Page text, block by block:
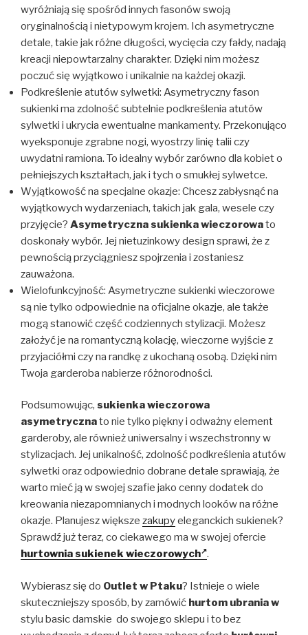
wyróżniają się spośród innych fasonów swoją
oryginalnością i nietypowym krojem. Ich asymetryczne
detale, takie jak różne długości, wycięcia czy fałdy, nadają
kreacji niepowtarzalny charakter. Dzięki nim możesz
poczuć się wyjątkowo i unikalnie na każdej okazji.
Podkreślenie atutów sylwetki: Asymetryczny fason
sukienki ma zdolność subtelnie podkreślenia atutów
sylwetki i ukrycia ewentualne mankamenty. Przekonująco
wyeksponuje zgrabne nogi, wyostrzy linię talii czy
uwydatni ramiona. To idealny wybór zarówno dla kobiet o
pełniejszych kształtach, jak i tych o smukłej sylwetce.
Wyjątkowość na specjalne okazje: Chcesz zabłysnąć na
wyjątkowych wydarzeniach, takich jak gala, wesele czy
przyjęcie? Asymetryczna sukienka wieczorowato
doskonały wybór. Jej nietuzinkowy design sprawi, że z
pewnością przyciągniesz spojrzenia i zostaniesz
zauważona.
Wielofunkcyjność: Asymetryczne sukienki wieczorowe
są nie tylko odpowiednie na oficjalne okazje, ale także
mogą stanowić część codziennych stylizacji. Możesz
założyć je na romantyczną kolację, wieczorne wyjście z
przyjaciółmi czy na randkę z ukochaną osobą. Dzięki nim
Twoja garderoba nabierze różnorodności.
Podsumowując, sukienka wieczorowa
asymetrycznato nie tylko piękny i odważny element
garderoby, ale również uniwersalny i wszechstronny w
stylizacjach. Jej unikalność, zdolność podkreślenia atutów
sylwetki oraz odpowiednio dobrane detale sprawiają, że
warto mieć ją w swojej szafie jako cenny dodatek do
kreowania niezapomnianych i modnych looków na różne
okazje. Planujesz większe zakupyeleganckich sukienek?
Sprawdź już teraz, co ciekawego ma w swojej ofercie
hurtownia sukienek wieczorowych .
Wybierasz się do Outlet w Ptaku? Istnieje o wiele
skuteczniejszy sposób, by zamówić hurtom ubrania w
stylu basic damskie do swojego sklepu i to bez